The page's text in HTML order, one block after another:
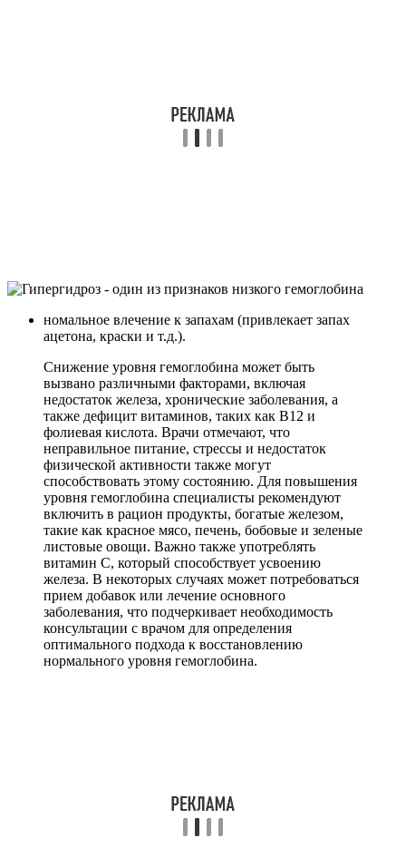
номальное влечение к запахам (привлекает запах
ацетона, краски и т.д.).
Снижение уровня гемоглобина может быть
вызвано различными факторами, включая
недостаток железа, хронические заболевания, а
также дефицит витаминов, таких как B12 и
фолиевая кислота. Врачи отмечают, что
неправильное питание, стрессы и недостаток
физической активности также могут
способствовать этому состоянию. Для повышения
уровня гемоглобина специалисты рекомендуют
включить в рацион продукты, богатые железом,
такие как красное мясо, печень, бобовые и зеленые
листовые овощи. Важно также употреблять
витамин C, который способствует усвоению
железа. В некоторых случаях может потребоваться
прием добавок или лечение основного
заболевания, что подчеркивает необходимость
консультации с врачом для определения
оптимального подхода к восстановлению
нормального уровня гемоглобина.